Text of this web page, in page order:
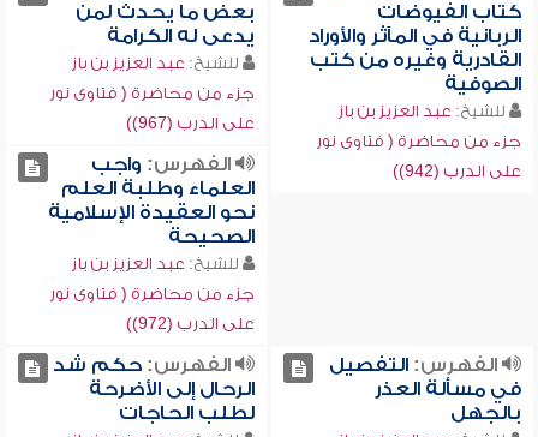
كتاب الفيوضات
الربانية في المآثر والأوراد
القادرية وغيره من كتب
الصوفية
للشيخ: عبد العزيز بن باز
جزء من محاضرة ( فتاوى نور
على الدرب (942))
بعض ما يحدث لمن
يدعى له الكرامة
للشيخ: عبد العزيز بن باز
جزء من محاضرة ( فتاوى نور
على الدرب (967))
الفهرس: واجب
العلماء وطلبة العلم
نحو العقيدة الإسلامية
الصحيحة
للشيخ: عبد العزيز بن باز
جزء من محاضرة ( فتاوى نور
على الدرب (972))
الفهرس:التفصيل
في مسألة العذر
بالجهل
الفهرس:حكم شد
الرحال إلى الأضرحة
لطلب الحاجات